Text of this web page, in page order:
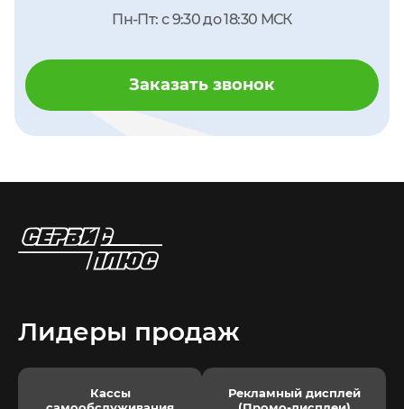
весы и стационарный сканер в одном
питание от USB кассового терминала
Пн-Пт: с 9:30 до 18:30 МСК
Заказать звонок
Лидеры продаж
Кассы
Рекламный дисплей